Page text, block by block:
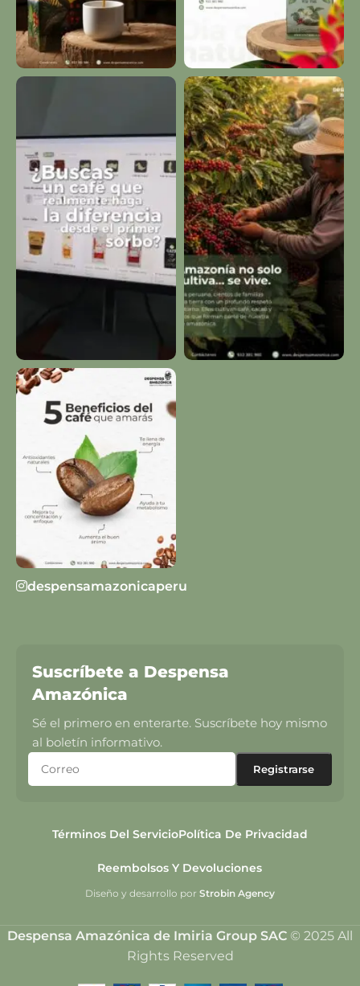
despensamazonicaperu
Suscríbete a Despensa
Amazónica
Sé el primero en enterarte. Suscríbete hoy mismo
al boletín informativo.
Diseño y desarrollo por Strobin Agency
Términos Del ServicioPolítica De Privacidad
Reembolsos Y Devoluciones
Despensa Amazónica de Imiria Group SAC © 2025 All
Rights Reserved